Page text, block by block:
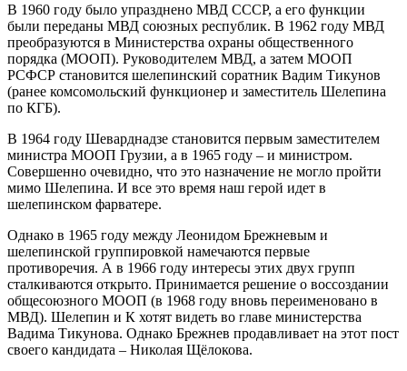
В 1960 году было упразднено МВД СССР, а его функции
были переданы МВД союзных республик. В 1962 году МВД
преобразуются в Министерства охраны общественного
порядка (МООП). Руководителем МВД, а затем МООП
РСФСР становится шелепинский соратник Вадим Тикунов
(ранее комсомольский функционер и заместитель Шелепина
по КГБ).
В 1964 году Шеварднадзе становится первым заместителем
министра МООП Грузии, а в 1965 году – и министром.
Совершенно очевидно, что это назначение не могло пройти
мимо Шелепина. И все это время наш герой идет в
шелепинском фарватере.
Однако в 1965 году между Леонидом Брежневым и
шелепинской группировкой намечаются первые
противоречия. А в 1966 году интересы этих двух групп
сталкиваются открыто. Принимается решение о воссоздании
общесоюзного МООП (в 1968 году вновь переименовано в
МВД). Шелепин и К хотят видеть во главе министерства
Вадима Тикунова. Однако Брежнев продавливает на этот пост
своего кандидата – Николая Щёлокова.